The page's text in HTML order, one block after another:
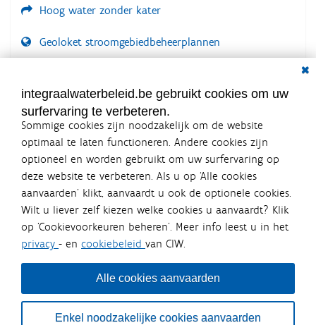
Hoog water zonder kater
Geoloket stroomgebiedbeheerplannen
LOGIN VEREIST
integraalwaterbeleid.be gebruikt cookies om uw
surfervaring te verbeteren.
Sommige cookies zijn noodzakelijk om de website
optimaal te laten functioneren. Andere cookies zijn
optioneel en worden gebruikt om uw surfervaring op
deze website te verbeteren. Als u op ‘Alle cookies
aanvaarden’ klikt, aanvaardt u ook de optionele cookies.
Wilt u liever zelf kiezen welke cookies u aanvaardt? Klik
op ‘Cookievoorkeuren beheren’. Meer info leest u in het
privacy - en cookiebeleid van CIW.
Alle cookies aanvaarden
Enkel noodzakelijke cookies aanvaarden
Integraalwaterbeleid.be is een
officiële website van de Vlaamse
overheid
uitgegeven door Coördinatiecommissie Integraal
Waterbeleid
De Coördinatiecommissie Integraal Waterbeleid (CIW) is een
bestuursniveaus die bij het waterbeleid betrokken zijn. Ook
waterbedrijven nemen deel aan het overleg. Deze
samenwerking zorgt voor een gecoördineerde en
geïntegreerde aanpak van het waterbeleid en waterbeheer
in Vlaanderen.